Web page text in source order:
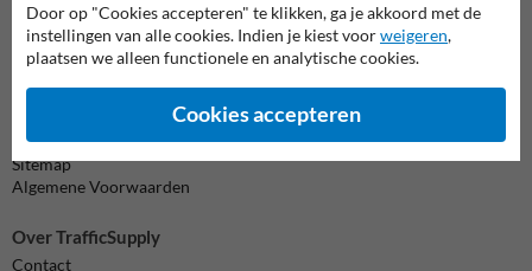
Informatie
Product(en) retourneren
Disclaimer
Sitemap
Algemene Voorwaarden
Over TrafficSupply
Contact
Door op "Cookies accepteren" te klikken, ga je akkoord met de
instellingen van alle cookies. Indien je kiest voorweigeren,
plaatsen we alleen functionele en analytische cookies.
Cookies accepteren